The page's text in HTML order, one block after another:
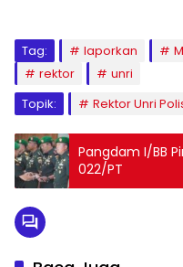
Tag: laporkan
rektor
unri
Topik:
Rektor Unri
Pangdam I/BB
022/PT